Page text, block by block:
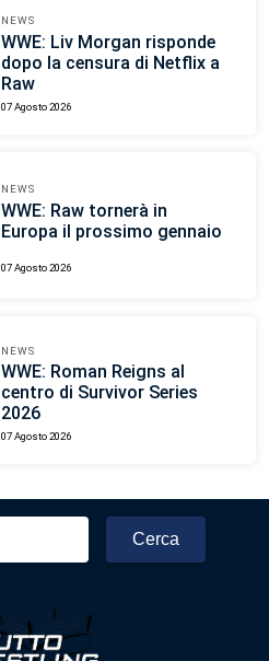
NEWS
WWE: Liv Morgan risponde
dopo la censura di Netflix a
Raw
07 Agosto 2026
NEWS
WWE: Raw tornerà in
Europa il prossimo gennaio
07 Agosto 2026
NEWS
WWE: Roman Reigns al
centro di Survivor Series
2026
07 Agosto 2026